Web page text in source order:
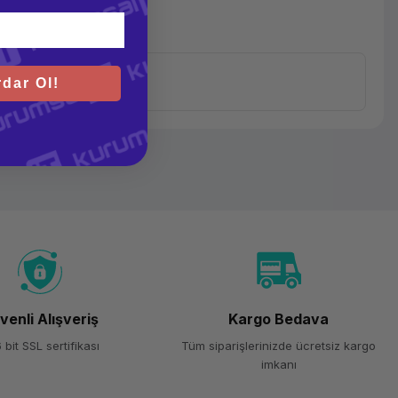
Alışveriş
bit SSL sertifikası
Kargo Bedava
Tüm siparişlerinizde ücretsiz kargo
imkanı
Ol!